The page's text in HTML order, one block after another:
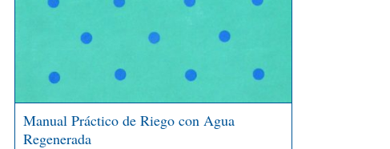
Manual Práctico de Riego con Agua
Regenerada